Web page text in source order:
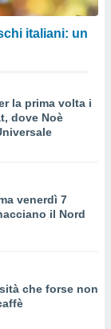
italiani: un
la prima volta i
dove Noè
venerdì 7
il Nord
che forse non